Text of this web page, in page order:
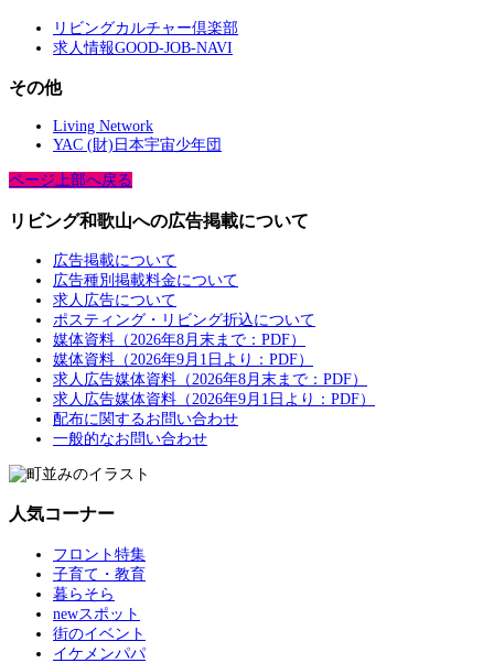
リビングカルチャー倶楽部
求人情報GOOD-JOB-NAVI
その他
Living Network
YAC (財)日本宇宙少年団
ページ上部へ戻る
リビング和歌山への広告掲載について
広告掲載について
広告種別掲載料金について
求人広告について
ポスティング・リビング折込について
媒体資料（2026年8月末まで：PDF）
媒体資料（2026年9月1日より：PDF）
求人広告媒体資料（2026年8月末まで：PDF）
求人広告媒体資料（2026年9月1日より：PDF）
配布に関するお問い合わせ
一般的なお問い合わせ
人気コーナー
フロント特集
子育て・教育
暮らそら
newスポット
街のイベント
イケメンパパ